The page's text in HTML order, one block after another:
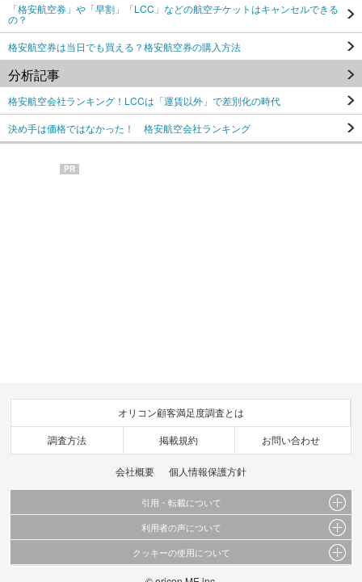
「格安航空券」や「早割」「LCC」などの航空チケットはキャンセルできる
の？
格安航空券は当日でも買える？格安航空券の購入方法
分析記事
格安航空会社ランキング！LCCは「運賃以外」で差別化の時代
決め手は価格ではなかった！ 格安航空会社ランキング
PR
オリコン顧客満足度調査とは
調査方法 掲載規約 お問い合わせ
会社概要 個人情報保護方針
引用・転載について
当サイトで公開されている情報（文字、写真、イラスト、画像データ等）及びこれらの配
置・編集および構造などについての著作権は株式会社oricon MEに帰属しております。
これらの情報を権利者の許可なく無断転載・複製などの二次利用を行うことは固く禁じて
利用者の声について
当サイトに掲載している内容はすべてサービスの利用者が提出された見解・感想です。
クッキーの使用について